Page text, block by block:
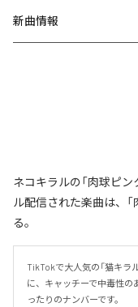
新曲情報
ネコキラルの「肉球ピ
ル配信された楽曲は、
る。
TikTokで大人気の「猫キラ
に、キャッチーで中毒性の
ったりのナンバーです。